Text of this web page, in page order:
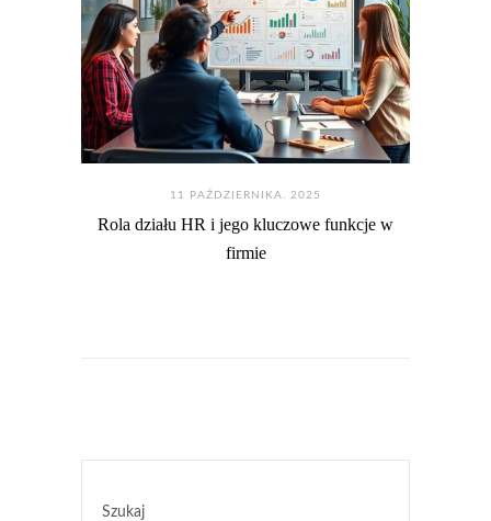
11 PAŹDZIERNIKA. 2025
Rola działu HR i jego kluczowe funkcje w
firmie
Szukaj